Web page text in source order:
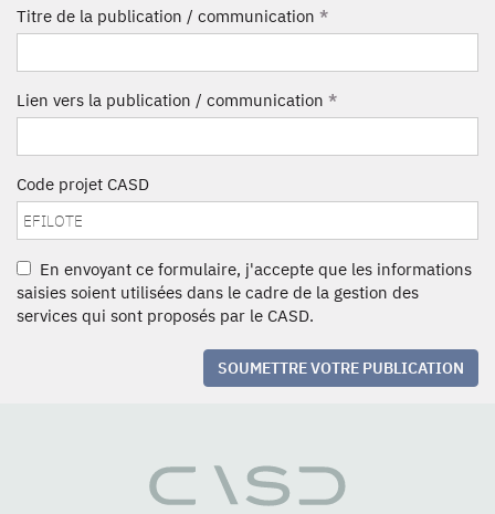
Titre de la publication / communication *
Lien vers la publication / communication *
Code projet CASD
En envoyant ce formulaire, j'accepte que les informations
saisies soient utilisées dans le cadre de la gestion des
services qui sont proposés par le CASD.
SOUMETTRE VOTRE PUBLICATION